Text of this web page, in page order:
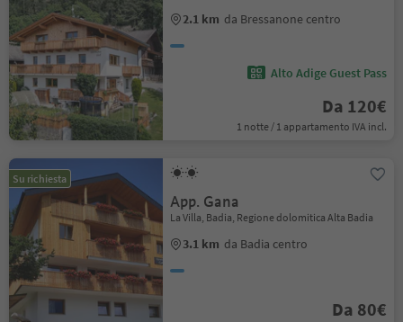
2.1 km da Bressanone centro
Alto Adige Guest Pass
Da 120€
1 notte / 1 appartamento IVA incl.
Su richiesta
App. Gana
La Villa, Badia, Regione dolomitica Alta Badia
3.1 km da Badia centro
Da 80€